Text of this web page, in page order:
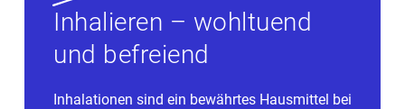
Inhalieren – wohltuend
und befreiend
Inhalationen sind ein bewährtes Hausmittel bei